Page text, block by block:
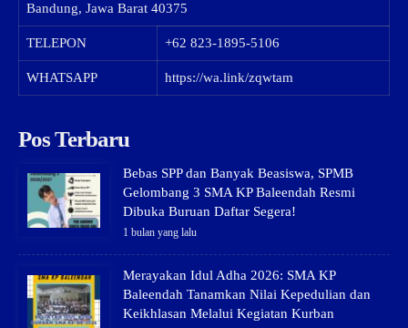
Bandung, Jawa Barat 40375
TELEPON +62 823-1895-5106
WHATSAPP https://wa.link/zqwtam
Pos Terbaru
Bebas SPP dan Banyak Beasiswa, SPMB
Gelombang 3 SMA KP Baleendah Resmi
Dibuka Buruan Daftar Segera!
1 bulan yang lalu
Merayakan Idul Adha 2026: SMA KP
Baleendah Tanamkan Nilai Kepedulian dan
Keikhlasan Melalui Kegiatan Kurban